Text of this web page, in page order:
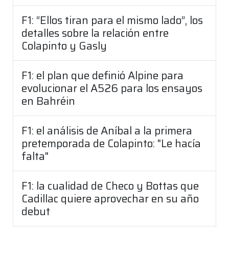
F1: “Ellos tiran para el mismo lado”, los
detalles sobre la relación entre
Colapinto y Gasly
F1: el plan que definió Alpine para
evolucionar el A526 para los ensayos
en Bahréin
F1: el análisis de Aníbal a la primera
pretemporada de Colapinto: "Le hacía
falta"
F1: la cualidad de Checo y Bottas que
Cadillac quiere aprovechar en su año
debut